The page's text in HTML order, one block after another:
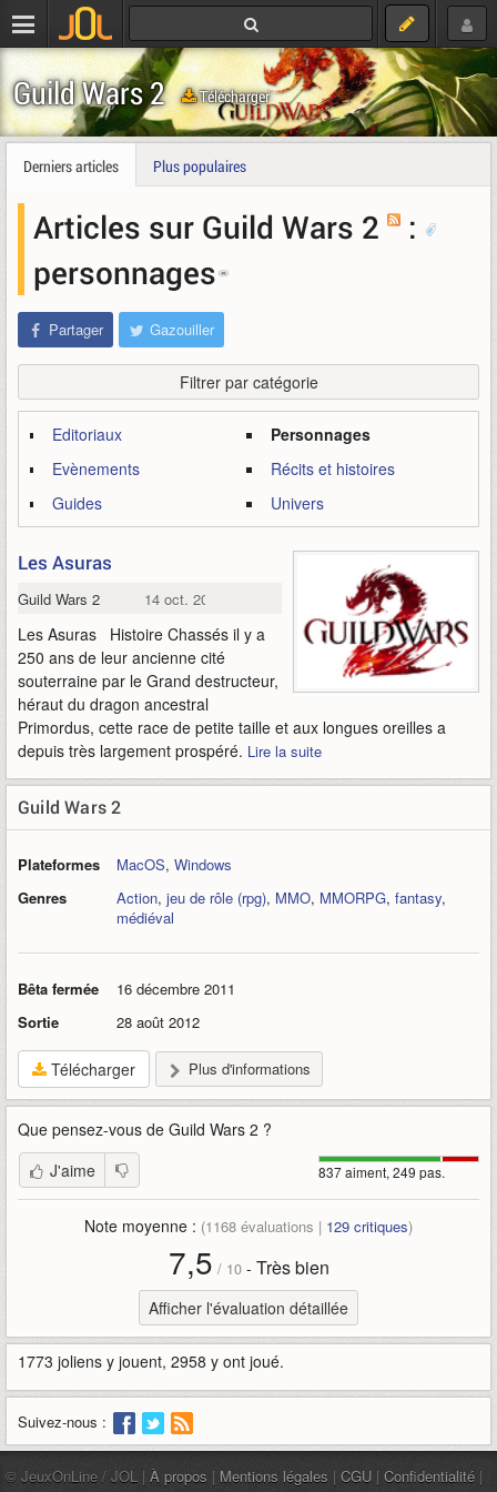
Guild Wars 2 Télécharger
Derniers articles Plus populaires
Articles sur Guild Wars 2
:
personnages
Partager Gazouiller
Filtrer par catégorie
Editoriaux
Evènements
Guides
Personnages
Récits et histoires
Univers
Les Asuras
Guild Wars 2 14 oct. 2012
Les Asuras Histoire Chassés il y a
250 ans de leur ancienne cité
souterraine par le Grand destructeur,
héraut du dragon ancestral
Primordus, cette race de petite taille et aux longues oreilles a
depuis très largement prospéré. Lire la suite
Guild Wars 2
Plateformes MacOS, Windows
Genres
Action, jeu de rôle (rpg), MMO, MMORPG, fantasy,
médiéval
Bêta fermée
16 décembre 2011
Sortie
28 août 2012
Télécharger Plus d'informations
Que pensez-vous de Guild Wars 2 ?
837 aiment, 249 pas.
J'aime
Note moyenne : (1168 évaluations | 129 critiques)
7,5 / 10- Très bien
Afficher l'évaluation détaillée
1773 joliens y jouent, 2958 y ont joué.
Suivez-nous :
© JeuxOnLine / JOL | À propos | Mentions légales | CGU | Confidentialité |